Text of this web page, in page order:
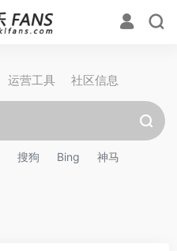
运营工具 社区信息
搜狗 Bing 神马